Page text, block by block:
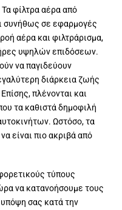
Τα φίλτρα αέρα από
συνήθως σε εφαρμογές
αέρα και φιλτράρισμα,
υψηλών επιδόσεων.
να παγιδεύουν
διάρκεια ζωής
πλένονται και
τα καθιστά δημοφιλή
Ωστόσο, τα
είναι πιο ακριβά από
τύπους
να κατανοήσουμε τους
σας κατά την